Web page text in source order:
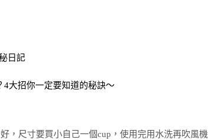
日記
4大招你一定要知道的秘訣～
，尺寸要買小自己一個cup，使用完用水洗再吹風